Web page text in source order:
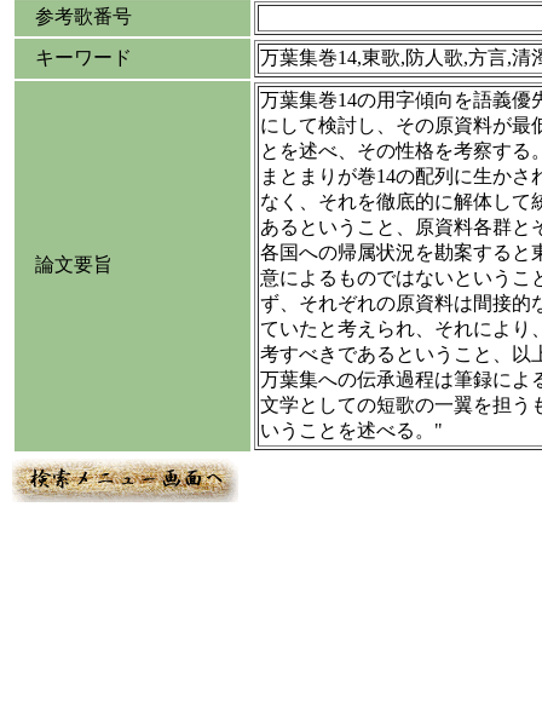
参考歌番号
キーワード
万葉集巻14,東歌,防人歌,方言,清
論文要旨
万葉集巻14の用字傾向を語義優
にして検討し、その原資料が最
とを述べ、その性格を考察する
まとまりが巻14の配列に生かさ
なく、それを徹底的に解体して
あるということ、原資料各群と
各国への帰属状況を勘案すると
意によるものではないというこ
ず、それぞれの原資料は間接的
ていたと考えられ、それにより
考すべきであるということ、以
万葉集への伝承過程は筆録によ
文学としての短歌の一翼を担う
いうことを述べる。"